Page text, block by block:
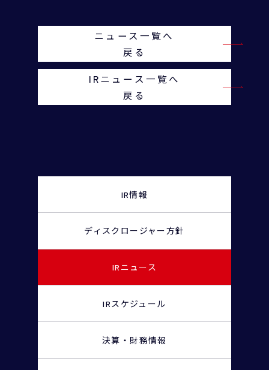
ニュース一覧へ
戻る
IRニュース一覧へ
戻る
IR情報
ディスクロージャー方針
IRニュース
IRスケジュール
決算・財務情報